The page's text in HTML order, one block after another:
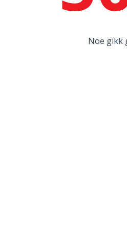
Noe gikk